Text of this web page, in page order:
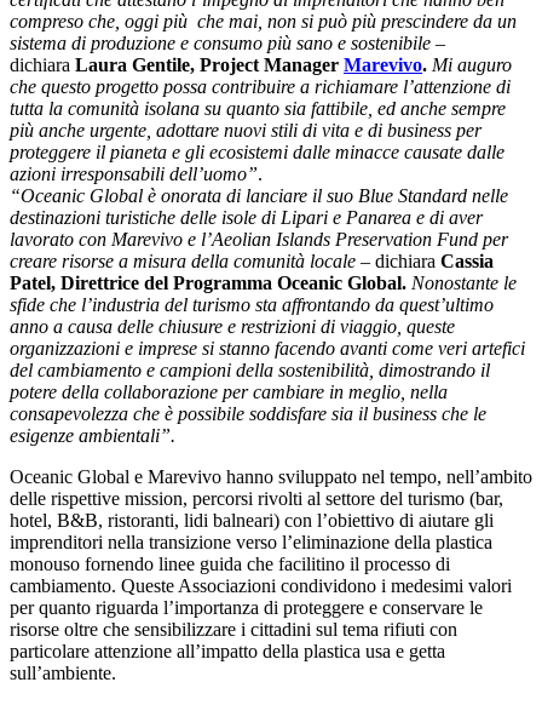
compreso che, oggi più che mai, non si può più prescindere da un
sistema di produzione e consumo più sano e sostenibile –
dichiara Laura Gentile, Project Manager Marevivo. Mi auguro
che questo progetto possa contribuire a richiamare l’attenzione di
tutta la comunità isolana su quanto sia fattibile, ed anche sempre
più anche urgente, adottare nuovi stili di vita e di business per
proteggere il pianeta e gli ecosistemi dalle minacce causate dalle
azioni irresponsabili dell’uomo”.
“Oceanic Global è onorata di lanciare il suo Blue Standard nelle
destinazioni turistiche delle isole di Lipari e Panarea e di aver
lavorato con Marevivo e l’Aeolian Islands Preservation Fund per
creare risorse a misura della comunità locale – dichiara Cassia
Patel, Direttrice del Programma Oceanic Global. Nonostante le
sfide che l’industria del turismo sta affrontando da quest’ultimo
anno a causa delle chiusure e restrizioni di viaggio, queste
organizzazioni e imprese si stanno facendo avanti come veri artefici
del cambiamento e campioni della sostenibilità, dimostrando il
potere della collaborazione per cambiare in meglio, nella
consapevolezza che è possibile soddisfare sia il business che le
esigenze ambientali”.
Oceanic Global e Marevivo hanno sviluppato nel tempo, nell’ambito
delle rispettive mission, percorsi rivolti al settore del turismo (bar,
hotel, B&B, ristoranti, lidi balneari) con l’obiettivo di aiutare gli
imprenditori nella transizione verso l’eliminazione della plastica
monouso fornendo linee guida che facilitino il processo di
cambiamento. Queste Associazioni condividono i medesimi valori
per quanto riguarda l’importanza di proteggere e conservare le
risorse oltre che sensibilizzare i cittadini sul tema rifiuti con
particolare attenzione all’impatto della plastica usa e getta
sull’ambiente.